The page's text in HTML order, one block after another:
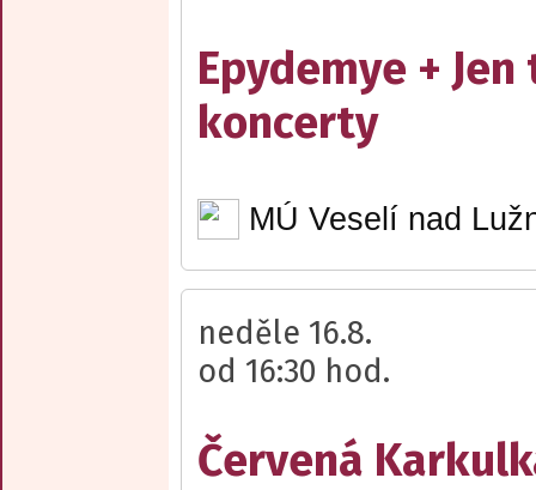
Epydemye +
koncerty
MÚ Veselí nad
neděle 16.8.
od 16:30 hod.
Červená